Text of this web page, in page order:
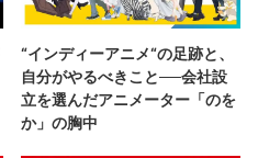
“インディーアニメ“の足跡と、
自分がやるべきこと──会社設
立を選んだアニメーター「のを
か」の胸中